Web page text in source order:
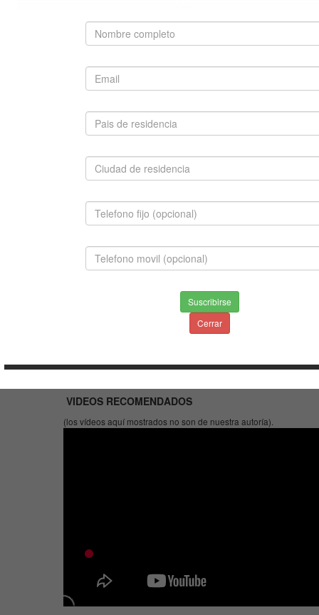
Chihuahua, Westy, Pinscher Mini, Beagle, Maltes,
Boxer, Bull Terrier, Bulldog Francés, Bulldog Ingles,
Terrier, Mini Toy, Golden Retriever, Labrador Retriever,
Lobo Siberiano, Pastor Aleman, Boston Terrier, Pit Bull,
CONTÁCTENOS
Celular:3156696765
3007412916
3740766
Teléfono:3156696765
3007412916
3740766
info@mascota.com.co
ventas@mascota.com.co
VIDEOS RECOMENDADOS
(los vídeos aquí mostrados no son de nuestra autoría).
Suscribirse
Cerrar